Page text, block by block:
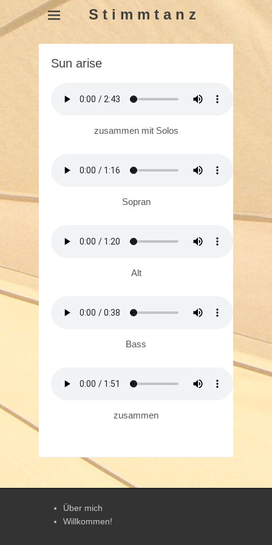
S t i m m t a n z
Sun arise
zusammen mit Solos
Sopran
Alt
Bass
zusammen
Über mich
Willkommen!